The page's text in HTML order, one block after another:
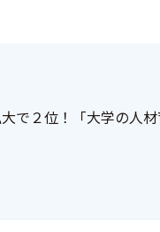
で２位！「大学の人